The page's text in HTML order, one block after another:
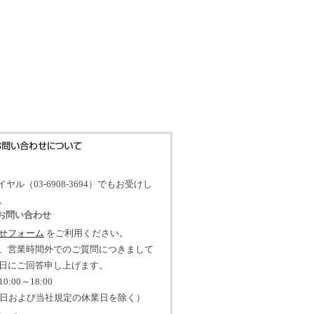
ヤル（03-6908-3694）でもお受けし
問い合わせ
フォーム をご利用ください。
営業時間外でのご質問につきまして
にご回答申し上げます。
～18:00
および当社規定の休業日を除く）